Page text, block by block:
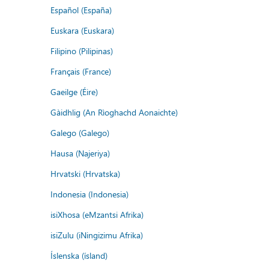
Español (España)
Euskara (Euskara)
Filipino (Pilipinas)
Français (France)
Gaeilge (Éire)
Gàidhlig (An Rìoghachd Aonaichte)
Galego (Galego)
Hausa (Najeriya)
Hrvatski (Hrvatska)
Indonesia (Indonesia)
isiXhosa (eMzantsi Afrika)
isiZulu (iNingizimu Afrika)
Íslenska (ísland)